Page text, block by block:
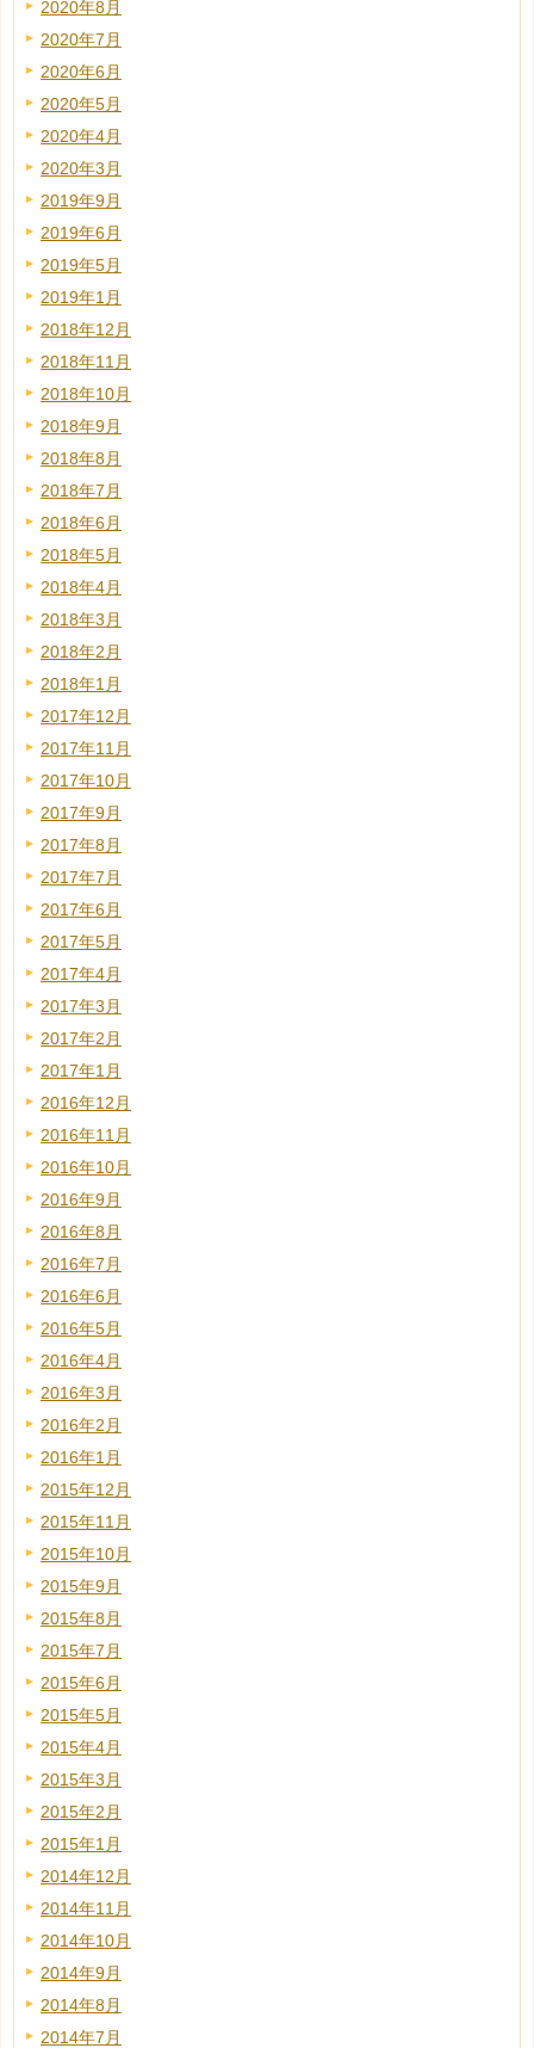
2020年8月
2020年7月
2020年6月
2020年5月
2020年4月
2020年3月
2019年9月
2019年6月
2019年5月
2019年1月
2018年12月
2018年11月
2018年10月
2018年9月
2018年8月
2018年7月
2018年6月
2018年5月
2018年4月
2018年3月
2018年2月
2018年1月
2017年12月
2017年11月
2017年10月
2017年9月
2017年8月
2017年7月
2017年6月
2017年5月
2017年4月
2017年3月
2017年2月
2017年1月
2016年12月
2016年11月
2016年10月
2016年9月
2016年8月
2016年7月
2016年6月
2016年5月
2016年4月
2016年3月
2016年2月
2016年1月
2015年12月
2015年11月
2015年10月
2015年9月
2015年8月
2015年7月
2015年6月
2015年5月
2015年4月
2015年3月
2015年2月
2015年1月
2014年12月
2014年11月
2014年10月
2014年9月
2014年8月
2014年7月